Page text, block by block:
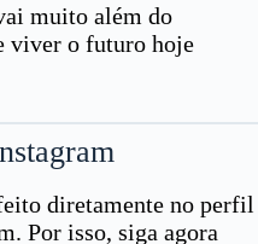
muito além do
viver o futuro hoje
diretamente no perfil
Por isso, siga agora